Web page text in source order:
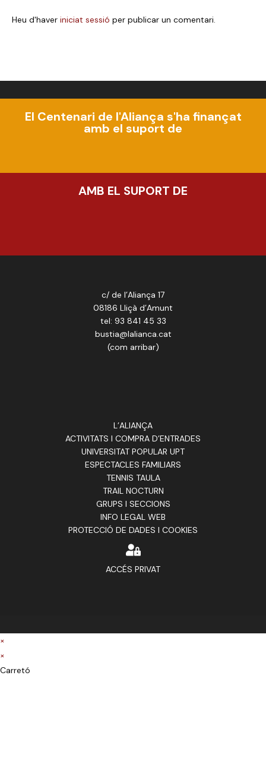
Heu d'haver iniciat sessió per publicar un comentari.
El Centenari de l'Aliança s'ha finançat
amb el suport de
AMB EL SUPORT DE
c/ de l’Aliança 17
08186 Lliçà d’Amunt
tel: 93 841 45 33
bustia@lalianca.cat
(com arribar)
L’ALIANÇA
ACTIVITATS I COMPRA D’ENTRADES
UNIVERSITAT POPULAR UPT
ESPECTACLES FAMILIARS
TENNIS TAULA
TRAIL NOCTURN
GRUPS I SECCIONS
INFO LEGAL WEB
PROTECCIÓ DE DADES I COOKIES
ACCÉS PRIVAT
×
×
Carretó